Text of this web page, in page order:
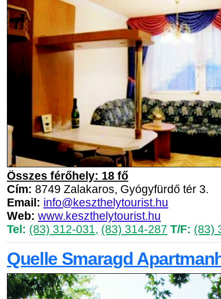
Összes férőhely: 18 fő
Cím: 8749 Zalakaros, Gyógyfürdő tér 3.
Email: info@keszthelytourist.hu
Web: www.keszthelytourist.hu
Tel: (83) 312-031, (83) 314-287 T/F: (83)
Quelle Smaragd